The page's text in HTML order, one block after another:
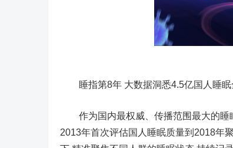
睡指第8年 大数据洞悉4.5亿国人睡眠
作为国内最权威、传播范围最大的睡
2013年首次评估国人睡眠质量到2018年